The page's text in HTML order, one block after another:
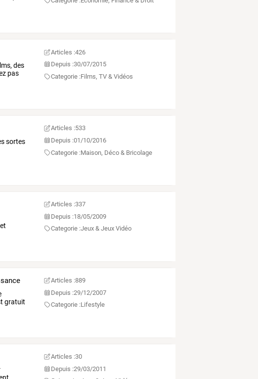
des
pas
Articles :426
Depuis :30/07/2015
Categorie :Films, TV & Vidéos
sortes
Articles :533
Depuis :01/10/2016
Categorie :Maison, Déco & Bricolage
Articles :337
Depuis :18/05/2009
Categorie :Jeux & Jeux Vidéo
gratuit
Articles :889
Depuis :29/12/2007
Categorie :Lifestyle
Articles :30
Depuis :29/03/2011